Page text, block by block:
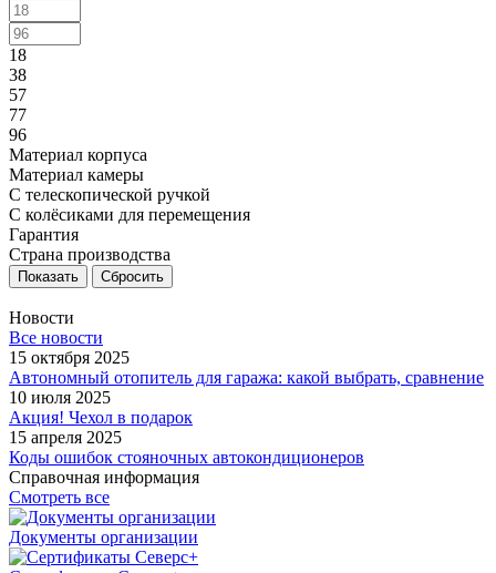
18
38
57
77
96
Материал корпуса
Материал камеры
С телескопической ручкой
С колёсиками для перемещения
Гарантия
Страна производства
Сбросить
Новости
Все новости
15 октября 2025
Автономный отопитель для гаража: какой выбрать, сравнение
10 июля 2025
Акция! Чехол в подарок
15 апреля 2025
Коды ошибок стояночных автокондиционеров
Справочная информация
Смотреть все
Документы организации